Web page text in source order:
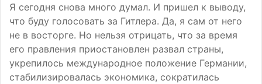
Я сегодня снова много думал. И пришел к выводу,
что буду голосовать за Гитлера. Да, я сам от него
не в восторге. Но нельзя отрицать, что за время
его правления приостановлен развал страны,
укрепилось международное положение Германии,
стабилизировалась экономика, сократилась